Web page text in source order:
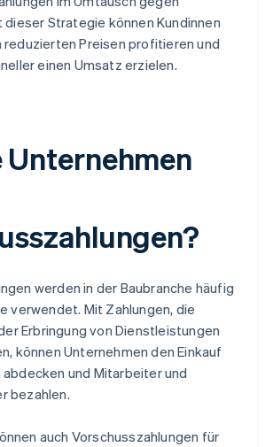
dieser Strategie können Kundinnen
reduzierten Preisen profitieren und
einen Umsatz erzielen.
Unternehmen
werden in der Baubranche häufig
verwendet. Mit Zahlungen, die
Erbringung von Dienstleistungen
können Unternehmen den Einkauf
und Mitarbeiter und
bezahlen.
auch Vorschusszahlungen für